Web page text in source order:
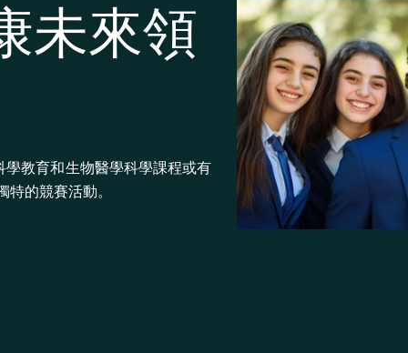
未來領
學教育和生物醫學科學課程或有
的競賽活動。